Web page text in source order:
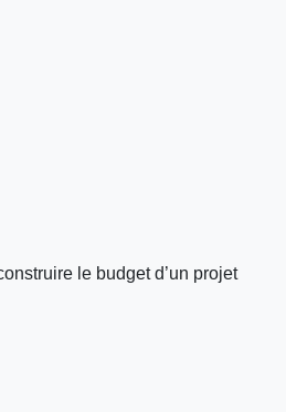
le budget d’un projet